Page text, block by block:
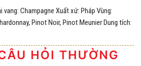
vang: Champagne Xuất xứ: Pháp Vùng:
Pinot Noir, Pinot Meunier Dung tích:
HỎI THƯỜNG